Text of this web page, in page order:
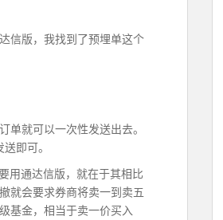
信版，我找到了预埋单这个
单就可以一次性发送出去。
即可。
用通达信版，就在于其相比
就会要求券商将卖一到卖五
基金，相当于卖一价买入